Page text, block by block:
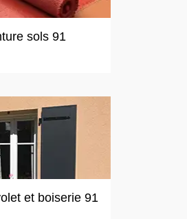
sols 91
et boiserie 91